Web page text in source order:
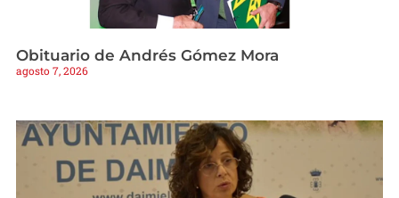
Obituario de Andrés Gómez Mora
agosto 7, 2026